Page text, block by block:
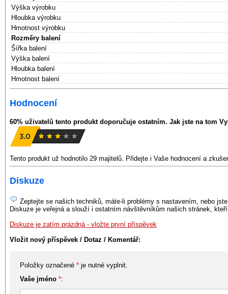
Výška výrobku
Hloubka výrobku
Hmotnost výrobku
Rozměry balení
Šířka balení
Výška balení
Hloubka balení
Hmotnost balení
Hodnocení
60% uživatelů tento produkt doporučuje ostatním. Jak jste na tom
Tento produkt už hodnotilo 29 majitelů. Přidejte i Vaše hodnocení a
Diskuze
Zeptejte se našich techniků, máte-li problémy s nastavením, nebo
Diskuze je veřejná a slouží i ostatním návštěvníkům našich stránek,
Diskuze je zatím prázdná - vložte první příspěvek
Vložit nový příspěvek / Dotaz / Komentář:
Položky označené * je nutné vyplnit.
Vaše jméno *: